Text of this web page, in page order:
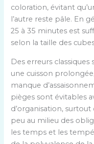
coloration, évitant
l’autre reste pâle. En
25 à 35 minutes est
selon la taille des
Des erreurs
une cuisson
manque
pièges sont évitables
d’organisation,
peu au milieu des
les temps et les